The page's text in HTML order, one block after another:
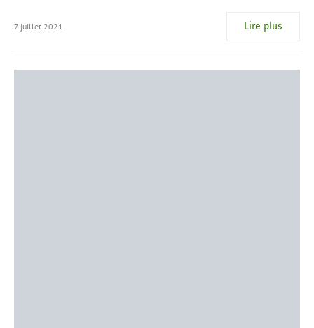
7 juillet 2021 Lire plus